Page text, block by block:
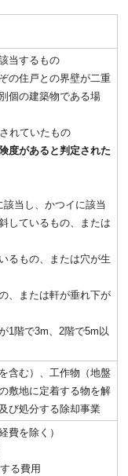
当するもの
の住戸との界壁が二重
個の建築物である場
れていたもの
度があると判定された
当し、かつイに該当
ているもの、または
もの、または穴が生
または軒が垂れ下が
階で3m、2階で5m以
含む）、工作物（地盤
敷地に定着する物を解
び処分する除却事業
費を除く）
る費用